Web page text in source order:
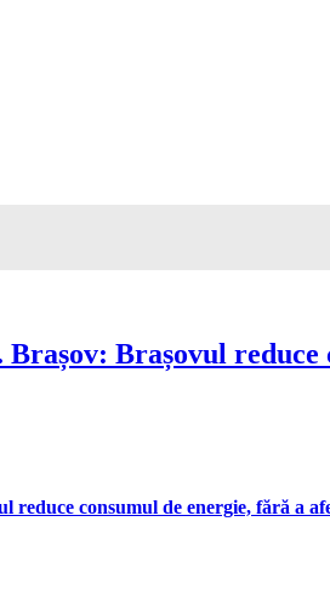
Brașovul
consumul de energie, fără a